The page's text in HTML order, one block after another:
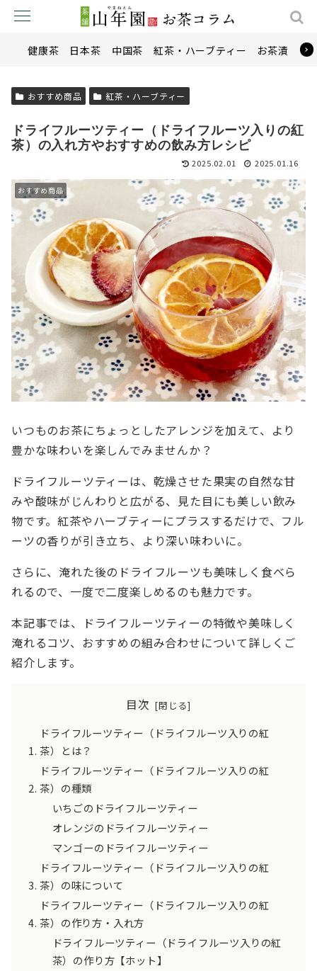
健康茶 日本茶 中国茶 紅茶・ハーブティー お茶漬け
おすすめ商品 紅茶・ハーブティー
ドライフルーツティー（ドライフルーツ入りの紅
茶）の入れ方やおすすめの飲み方レシピ
2025.02.01 2025.01.16
おすすめ商品
いつものお茶にちょっとしたアレンジを加えて、より
豊かな味わいを楽しんでみませんか？
ドライフルーツティーは、乾燥させた果実の自然な甘
みや酸味がじんわりと広がる、見た目にも美しい飲み
物です。紅茶やハーブティーにプラスするだけで、フル
ーツの香りが引き立ち、より深い味わいに。
さらに、淹れた後のドライフルーツも美味しく食べら
れるので、一度で二度楽しめるのも魅力です。
本記事では、ドライフルーツティーの特徴や美味しく
淹れるコツ、おすすめの組み合わせについて詳しくご
紹介します。
目次
ドライフルーツティー（ドライフルーツ入りの紅
茶）とは？
ドライフルーツティー（ドライフルーツ入りの紅
茶）の種類
いちごのドライフルーツティー
オレンジのドライフルーツティー
マンゴーのドライフルーツティー
ドライフルーツティー（ドライフルーツ入りの紅
茶）の味について
ドライフルーツティー（ドライフルーツ入りの紅
茶）の作り方・入れ方
ドライフルーツティー（ドライフルーツ入りの紅
茶）の作り方【ホット】